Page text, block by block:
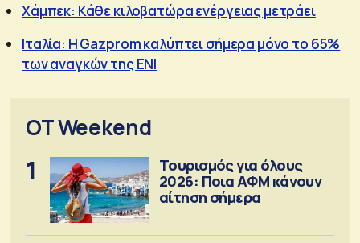
Χάμπεκ: Κάθε κιλοβατώρα ενέργειας μετράει
Ιταλία: Η Gazprom καλύπτει σήμερα μόνο το 65%
των αναγκών της ΕΝΙ
OT Weekend
1
Τουρισμός για όλους
2026: Ποια ΑΦΜ κάνουν
αίτηση σήμερα